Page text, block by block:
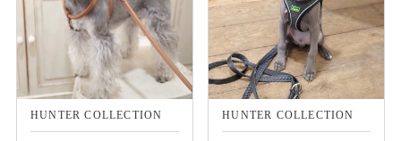
HUNTER COLLECTION HUNTER COLLECTION